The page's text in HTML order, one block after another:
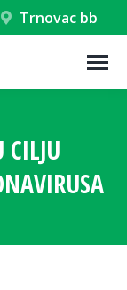
Trnovac bb
CILJU